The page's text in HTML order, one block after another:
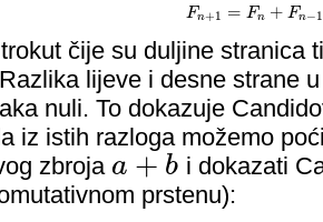
Fn+1 = Fn + Fn−1
Fn +1=Fn+Fn−1
čije su duljine stranica
lijeve i desne strane
nuli. To dokazuje
iz istih razloga možemo
zbroja a + b
a+ b
i dokazati
prstenu):